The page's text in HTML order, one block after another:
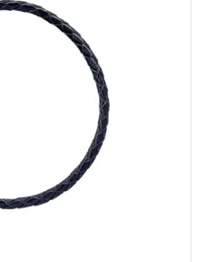
Les
options
produit